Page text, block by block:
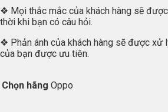
❖ Mọi thắc mắc của khách hàng sẽ
thời khi bạn có câu hỏi.
❖ Phản ánh của khách hàng sẽ được xử
của bạn được ưu tiên.
Chọn hãng Oppo